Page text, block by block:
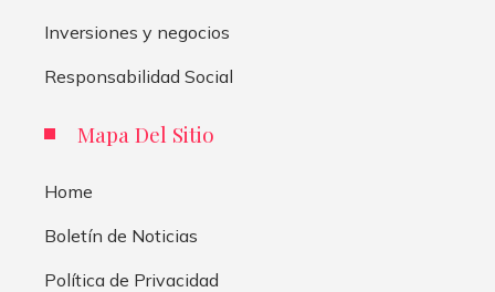
Inversiones y negocios
Responsabilidad Social
Mapa Del Sitio
Home
Boletín de Noticias
Política de Privacidad